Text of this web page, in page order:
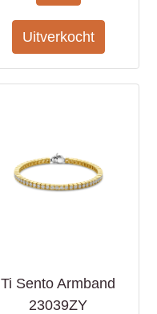
Ti Sento Armband
23039ZY